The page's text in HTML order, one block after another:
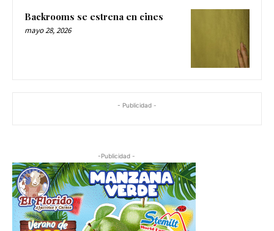
Backrooms se estrena en cines
mayo 28, 2026
- Publicidad -
-Publicidad -